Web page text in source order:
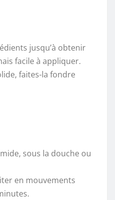
jusqu’à obtenir
facile à appliquer.
faites-la fondre
sous la douche ou
en mouvements